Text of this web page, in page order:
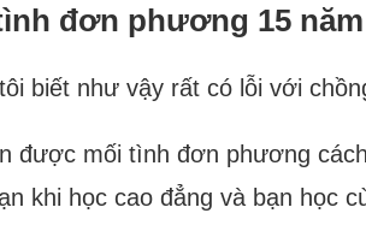
đơn phương 15
biết như vậy rất có lỗi với
được mối tình đơn phương
khi học cao đẳng và bạn học